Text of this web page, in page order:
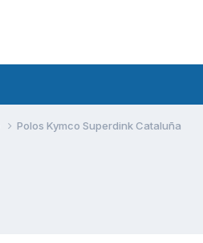
Polos Kymco Superdink Cataluña